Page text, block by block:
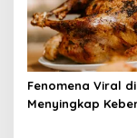
Fenomena Viral
Menyingkap